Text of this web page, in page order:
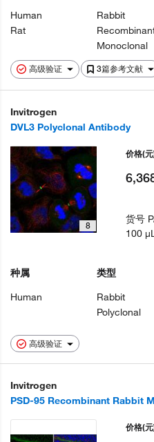
高级验证 3篇参考文献
Human
Rat
Rabbit
Monoclonal
Invitrogen
DVL3 Polyclonal Antibody
高级验证
8
种属
Human
类型
Rabbit
Polyclonal
价格(
货号
100
Invitrogen
PSD-95 Recombinant Rabbit
价格(